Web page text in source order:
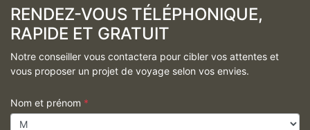
RENDEZ-VOUS TÉLÉPHONIQUE,
RAPIDE ET GRATUIT
Notre conseiller vous contactera pour cibler vos attentes et
vous proposer un projet de voyage selon vos envies.
Nom et prénom *